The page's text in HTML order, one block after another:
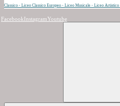
Classico - Liceo Classico Europeo - Liceo Musicale - Liceo Artistico
Facebook InstagramYoutube